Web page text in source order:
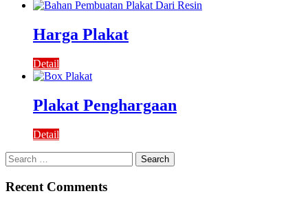
Harga Plakat
Detail
Plakat Penghargaan
Detail
Search
for:
Recent Comments